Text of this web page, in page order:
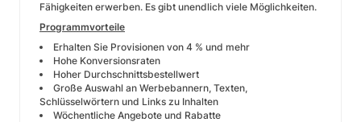
Fähigkeiten erwerben. Es gibt unendlich viele Möglichkeiten.
Programmvorteile
Erhalten Sie Provisionen von 4 % und mehr
Hohe Konversionsraten
Hoher Durchschnittsbestellwert
Große Auswahl an Werbebannern, Texten,
Schlüsselwörtern und Links zu Inhalten
Wöchentliche Angebote und Rabatte